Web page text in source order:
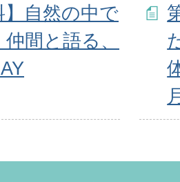
】自然の中で
間と語る、